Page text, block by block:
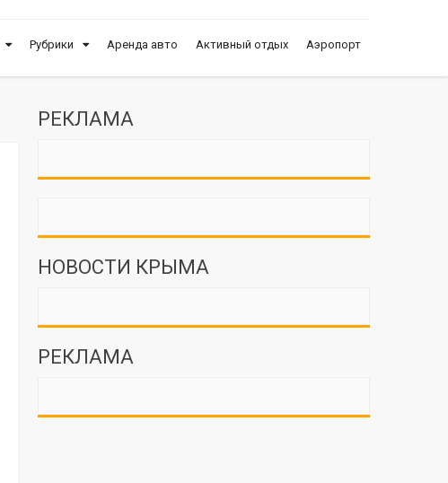
Рубрики Аренда авто Активный отдых Аэропорт
РЕКЛАМА
НОВОСТИ КРЫМА
РЕКЛАМА